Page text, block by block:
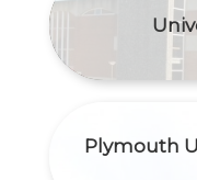
Plymouth